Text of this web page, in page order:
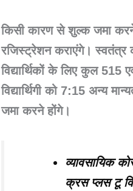
किसी कारण से शुल्क जमा
रजिस्ट्रेशन कराएंगे। स्वतंत्र
विद्यार्थिकों के लिए कुल
विद्यार्थिगी को 7:15 अन्य
जमा करने होंगे।
व्यावसायिक
क्रस प्लस टू